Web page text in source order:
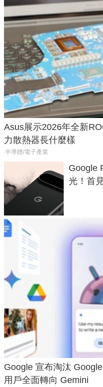
Asus展示2026年全新
力散熱器長什麼樣
半導體/電子產業
Google
光！首
Google 宣布淘汰
用戶全面轉向 Gemini